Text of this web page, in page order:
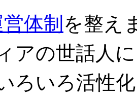
体制 を整え
アの世話人
ろいろ活性